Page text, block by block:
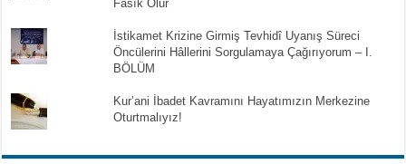
Fâsık Olur
İstikamet Krizine Girmiş Tevhidî Uyanış Süreci
Öncülerini Hâllerini Sorgulamaya Çağırıyorum – I.
BÖLÜM
Kur’ani İbadet Kavramını Hayatımızın Merkezine
Oturtmalıyız!